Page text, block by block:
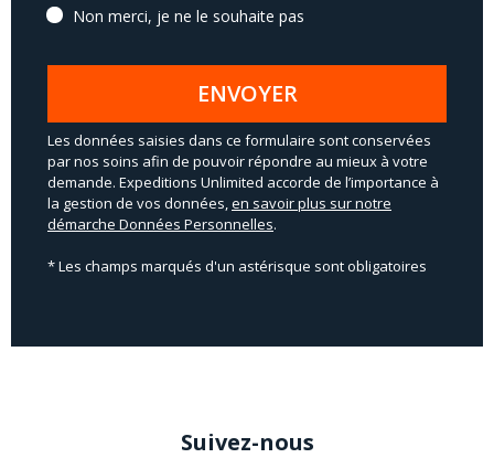
Non merci, je ne le souhaite pas
ENVOYER
Les données saisies dans ce formulaire sont conservées
par nos soins afin de pouvoir répondre au mieux à votre
demande. Expeditions Unlimited accorde de l’importance à
la gestion de vos données,en savoir plus sur notre
démarche Données Personnelles.
* Les champs marqués d'un astérisque sont obligatoires
Suivez-nous